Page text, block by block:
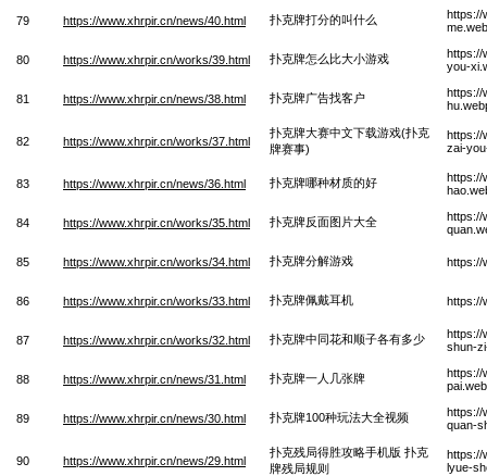
79 https://www.xhrpir.cn/news/40.html 扑克牌打分的叫什么
https://
80 https://www.xhrpir.cn/works/39.html 扑克牌怎么比大小游戏
https://
you-
81 https://www.xhrpir.cn/news/38.html 扑克牌广告找客户
https://
82 https://www.xhrpir.cn/works/37.html
扑克牌大赛中文下载游戏(扑克
牌赛事)
https://
zai-
83 https://www.xhrpir.cn/news/36.html 扑克牌哪种材质的好
https://
84 https://www.xhrpir.cn/works/35.html 扑克牌反面图片大全
https://
85 https://www.xhrpir.cn/works/34.html 扑克牌分解游戏 https://
86 https://www.xhrpir.cn/works/33.html 扑克牌佩戴耳机 https://
87 https://www.xhrpir.cn/works/32.html 扑克牌中同花和顺子各有多少
https://
shun-
88 https://www.xhrpir.cn/news/31.html 扑克牌一人几张牌
https://
89 https://www.xhrpir.cn/news/30.html 扑克牌100种玩法大全视频
https://
quan-
90 https://www.xhrpir.cn/news/29.html
扑克残局得胜攻略手机版 扑克
牌残局规则
https://
lyue-